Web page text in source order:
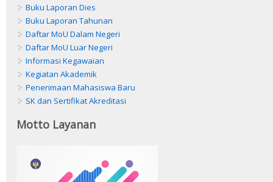
Buku Laporan Dies
Buku Laporan Tahunan
Daftar MoU Dalam Negeri
Daftar MoU Luar Negeri
Informasi Kegawaian
Kegiatan Akademik
Penerimaan Mahasiswa Baru
SK dan Sertifikat Akreditasi
Motto Layanan